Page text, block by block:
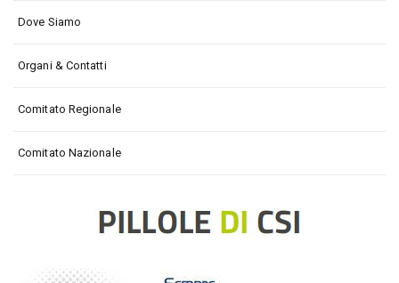
Dove Siamo
Organi & Contatti
Comitato Regionale
Comitato Nazionale